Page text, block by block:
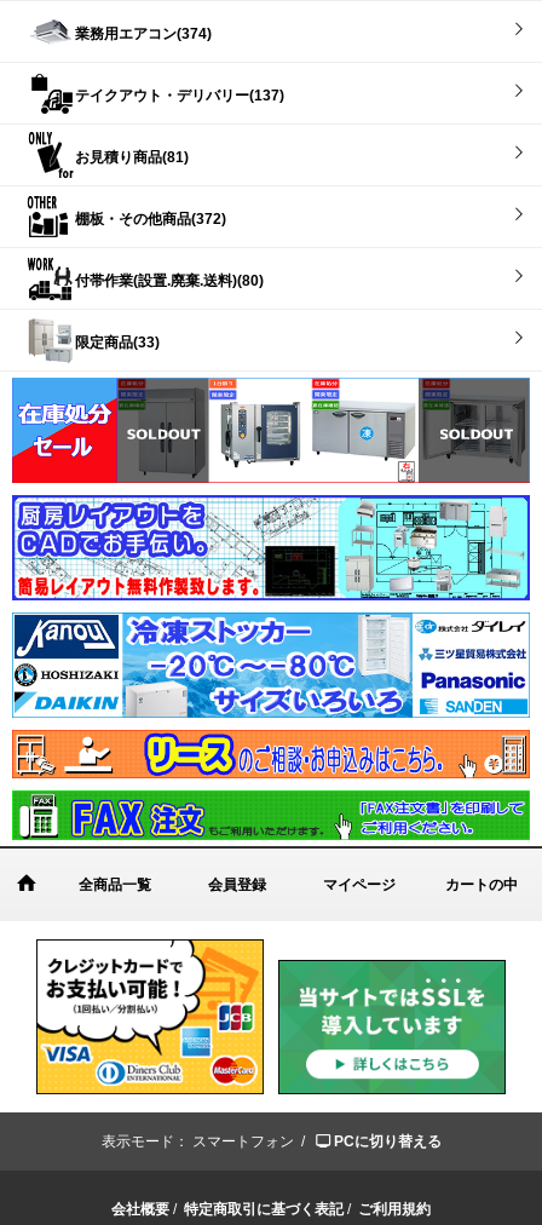
業務用エアコン(374)
テイクアウト・デリバリー(137)
お見積り商品(81)
棚板・その他商品(372)
付帯作業(設置.廃棄.送料)(80)
限定商品(33)
全商品一覧 会員登録 マイページ カートの中
表示モード： スマートフォン / PCに切り替える
会社概要 / 特定商取引に基づく表記/ ご利用規約